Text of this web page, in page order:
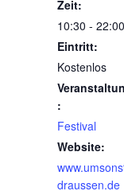
Zeit:
10:30 - 22:00
Eintritt:
Kostenlos
:
Festival
Website:
draussen.de